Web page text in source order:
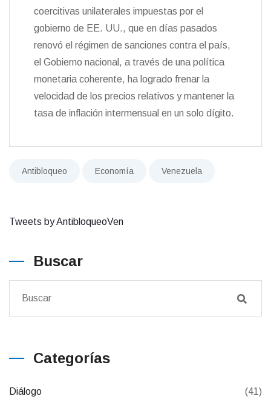
coercitivas unilaterales impuestas por el
gobierno de EE. UU., que en días pasados
renovó el régimen de sanciones contra el país,
el Gobierno nacional, a través de una política
monetaria coherente, ha logrado frenar la
velocidad de los precios relativos y mantener la
tasa de inflación intermensual en un solo dígito.
Antibloqueo Economía Venezuela
Tweets by AntibloqueoVen
Buscar
Categorías
Diálogo (41)